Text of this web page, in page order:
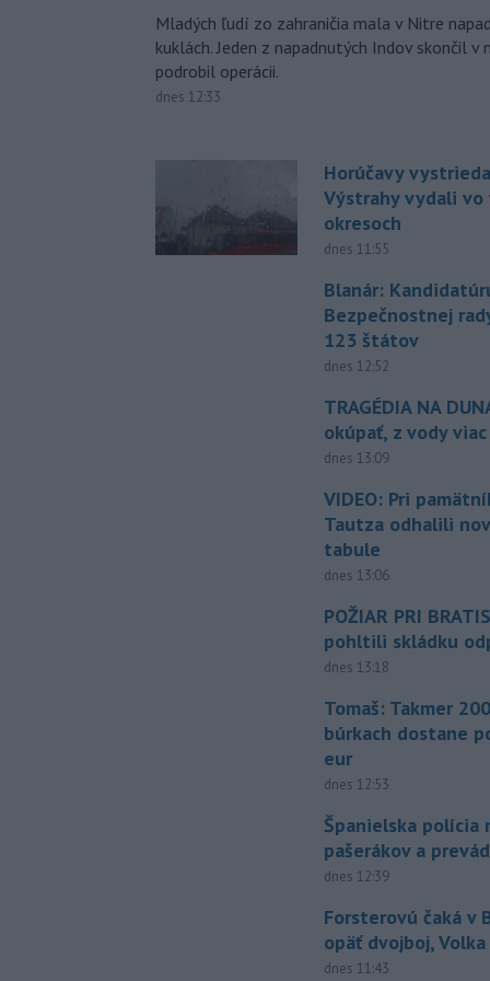
Mladých ľudí zo zahraničia mala v Nitre
kuklách. Jeden z napadnutých Indov skončil v
podrobil operácii.
dnes 12:33
Horúčavy
Výstrahy vydali vo
okresoch
dnes 11:55
Blanár:
Bezpečnostnej
123 štátov
dnes 12:52
TRAGÉDIA NA
okúpať, z vody
dnes 13:09
VIDEO: Pri
Tautza odhalili
tabule
dnes 13:06
POŽIAR PRI
pohltili skládku
dnes 13:18
Tomaš: Takmer
búrkach dostane
eur
dnes 12:53
Španielska polícia
pašerákov a
dnes 12:39
Forsterovú čaká v
opäť dvojboj,
dnes 11:43